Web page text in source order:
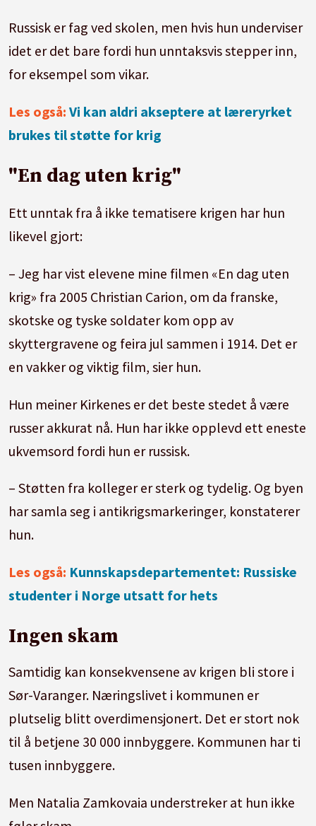
Russisk er fag ved skolen, men hvis hun underviser
idet er det bare fordi hun unntaksvis stepper inn,
for eksempel som vikar.
Les også:Vi kan aldri akseptere at læreryrket
brukes til støtte for krig
"En dag uten krig"
Ett unntak fra å ikke tematisere krigen har hun
likevel gjort:
– Jeg har vist elevene mine filmen «En dag uten
krig» fra 2005 Christian Carion, om da franske,
skotske og tyske soldater kom opp av
skyttergravene og feira jul sammen i 1914. Det er
en vakker og viktig film, sier hun.
Hun meiner Kirkenes er det beste stedet å være
russer akkurat nå. Hun har ikke opplevd ett eneste
ukvemsord fordi hun er russisk.
– Støtten fra kolleger er sterk og tydelig. Og byen
har samla seg i antikrigsmarkeringer, konstaterer
hun.
Les også: Kunnskapsdepartementet: Russiske
studenter i Norge utsatt for hets
Ingen skam
Samtidig kan konsekvensene av krigen bli store i
Sør-Varanger. Næringslivet i kommunen er
plutselig blitt overdimensjonert. Det er stort nok
til å betjene 30 000 innbyggere. Kommunen har ti
tusen innbyggere.
Men Natalia Zamkovaia understreker at hun ikke